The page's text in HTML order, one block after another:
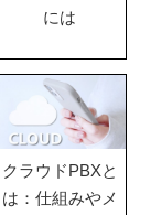
には
クラウドPBXと
は：仕組みやメ